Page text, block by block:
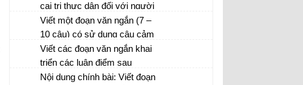
cai trị thực dân đối với người
dân thuộc địa ở hai thời điểm :
trước khi có chiến tranh và khi
chiến tranh xảy ra.
Viết một đoạn văn ngắn (7 –
10 câu) có sử dụng câu cảm
thán và câu phủ định
Soạn văn 8
Viết các đoạn văn ngắn khai
triển các luận điểm sau
Nội dung chính bài: Viết đoạn